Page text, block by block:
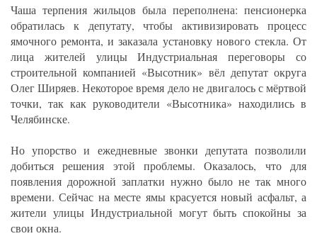
Чаша терпения жильцов была переполнена: пенсионерка
обратилась к депутату, чтобы активизировать процесс
ямочного ремонта, и заказала установку нового стекла. От
лица жителей улицы Индустриальная переговоры со
строительной компанией «Высотник» вёл депутат округа
Олег Ширяев. Некоторое время дело не двигалось с мёртвой
точки, так как руководители «Высотника» находились в
Челябинске.
Но упорство и ежедневные звонки депутата позволили
добиться решения этой проблемы. Оказалось, что для
появления дорожной заплатки нужно было не так много
времени. Сейчас на месте ямы красуется новый асфальт, а
жители улицы Индустриальной могут быть спокойны за
свои окна.